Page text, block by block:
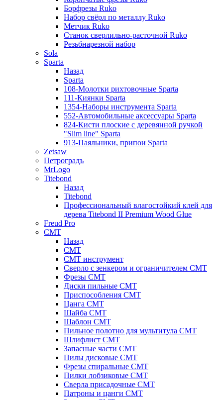
Борфрезы Ruko
Набор свёрл по металлу Ruko
Метчик Ruko
Станок сверлильно-расточной Ruko
Резьбнарезной набор
Sola
Sparta
Назад
Sparta
108-Молотки рихтовочные Sparta
111-Киянки Sparta
1354-Наборы инструмента Sparta
552-Автомобильные аксессуары Sparta
824-Кисти плоские с деревянной ручкой
"Slim line" Sparta
913-Паяльники, припои Sparta
Zetsaw
Петроградъ
MrLogo
Titebond
Назад
Titebond
Профессиональный влагостойкий клей для
дерева Titebond II Premium Wood Glue
Freud Pro
CMT
Назад
CMT
CMT инструмент
Сверло с зенкером и ограничителем CMT
Фрезы CMT
Диски пильные CMT
Приспособления СМТ
Цанга CMT
Шайба CMT
Шаблон CMT
Пильное полотно для мультитула CMT
Шлифлист CMT
Запасные части CMT
Пилы дисковые CMT
Фрезы спиральные CMT
Пилки лобзиковые СМТ
Сверла присадочные СМТ
Патроны и цанги CMT